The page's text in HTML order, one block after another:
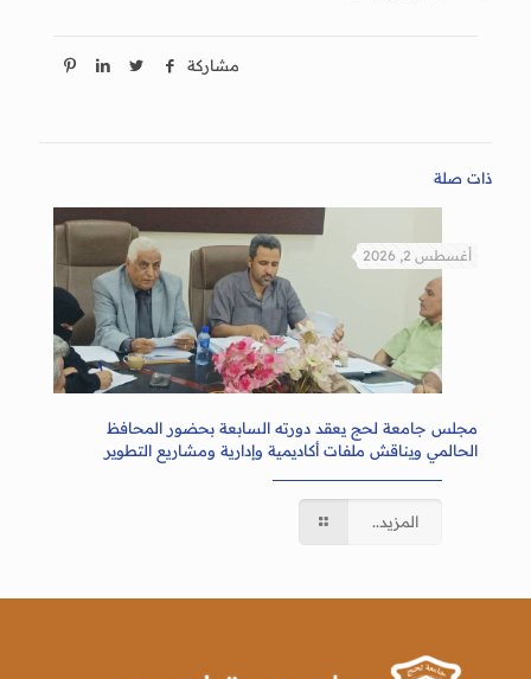
مشاركة
ذات صلة
أغسطس 2, 2026
مجلس جامعة لحج يعقد دورته السابعة بحضور المحافظ
الحالمي ويناقش ملفات أكاديمية وإدارية ومشاريع التطوير
المزيد..